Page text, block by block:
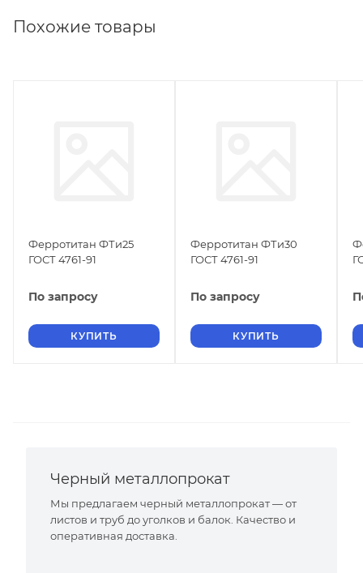
Похожие товары
Ферротитан ФТи25
ГОСТ 4761-91
По запросу
КУПИТЬ
Ферротитан ФТи30
ГОСТ 4761-91
По запросу
КУПИТЬ
Черный металлопрокат
Мы предлагаем черный металлопрокат — от
листов и труб до уголков и балок. Качество и
оперативная доставка.